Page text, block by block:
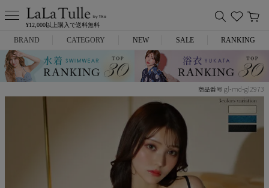
¥12,000以上購入で送料無料
BRAND
Anella
CATEGORY
ミニドレス
NEW SALE RANKING
商品番号 gl-md-gl2973